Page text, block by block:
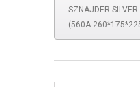
SZNAJDER
(560А